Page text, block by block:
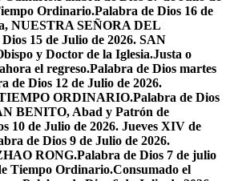
Ordinario.Palabra de Dios 16 de
NUESTRA SEÑORA DEL
15 de Julio de 2026. SAN
y Doctor de la Iglesia.Justa o
el regreso.Palabra de Dios martes
de Dios 12 de Julio de 2026.
ORDINARIO.Palabra de Dios
BENITO, Abad y Patrón de
10 de Julio de 2026. Jueves XIV de
de Dios 9 de Julio de 2026.
RONG.Palabra de Dios 7 de julio
Tiempo Ordinario.Consumado el